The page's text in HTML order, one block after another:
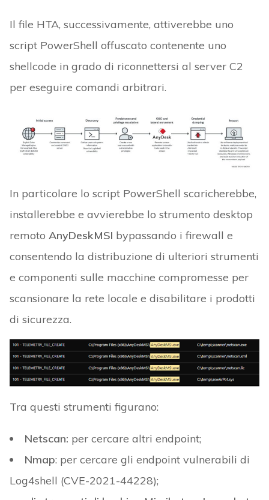
Il file HTA, successivamente, attiverebbe uno
script PowerShell offuscato contenente uno
shellcode in grado di riconnettersi al server C2
per eseguire comandi arbitrari.
In particolare lo script PowerShell scaricherebbe,
installerebbe e avvierebbe lo strumento desktop
remoto AnyDeskMSI bypassando i firewall e
consentendo la distribuzione di ulteriori strumenti
e componenti sulle macchine compromesse per
scansionare la rete locale e disabilitare i prodotti
di sicurezza.
Tra questi strumenti figurano:
Netscan: per cercare altri endpoint;
Nmap: per cercare gli endpoint vulnerabili di
Log4shell (CVE-2021-44228);